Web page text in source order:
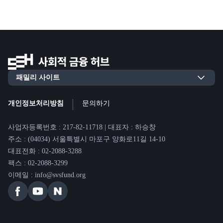
개인정보처리방침 | 문의하기
사업자등록번호 : 217-82-11718 | 대표자 : 하승창
주소 : (04034) 서울특별시 마포구 양화로11길 14-10
대표전화 : 02-2088-3288
팩스 : 02-2088-3299
이메일 : info@svsfund.org